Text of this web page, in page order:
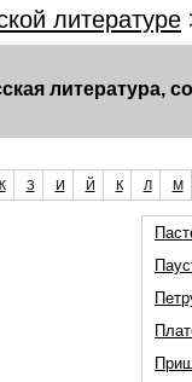
литературе
литература,
З И Й К Л М